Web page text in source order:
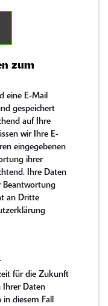
zum
eine E-Mail
gespeichert
auf Ihre
wir Ihre E-
eingegebenen
ihrer
Ihre Daten
Beantwortung
an Dritte
für die Zukunft
Ihrer Daten
in diesem Fall